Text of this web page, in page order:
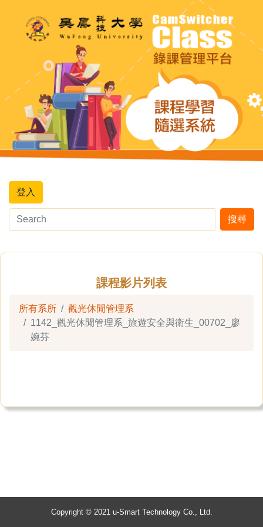
登入
搜尋
課程影片列表
所有系所
觀光休閒管理系
1142_觀光休閒管理系_旅遊安全與衛生_00702_廖
婉芬
Copyright © 2021 u-Smart Technology Co., Ltd.